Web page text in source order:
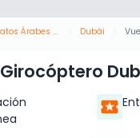
Emiratos Árabes Unidos Dubái